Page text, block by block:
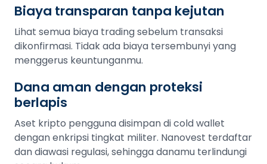
Biaya transparan tanpa kejutan
Lihat semua biaya trading sebelum transaksi
dikonfirmasi. Tidak ada biaya tersembunyi yang
menggerus keuntunganmu.
Dana aman dengan proteksi
berlapis
Aset kripto pengguna disimpan di cold wallet
dengan enkripsi tingkat militer. Nanovest terdaftar
dan diawasi regulasi, sehingga danamu terlindungi